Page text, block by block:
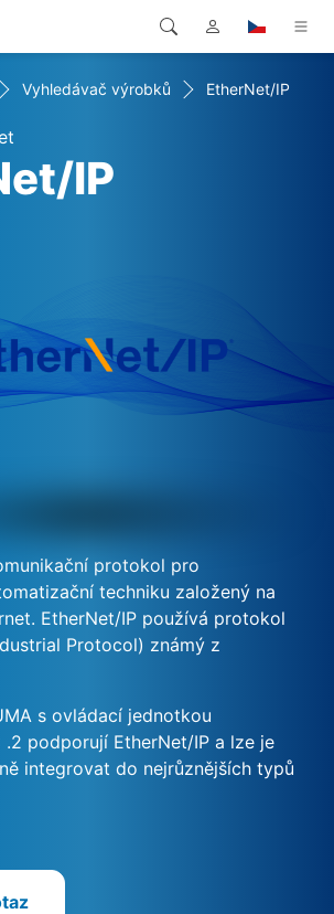
Vyhledávač výrobků EtherNet/IP
IP
protokol pro
techniku založený na
EtherNet/IP používá protokol
Protocol) známý z
s ovládací jednotkou
.2 podporují EtherNet/IP a lze je
integrovat do nejrůznějších typů